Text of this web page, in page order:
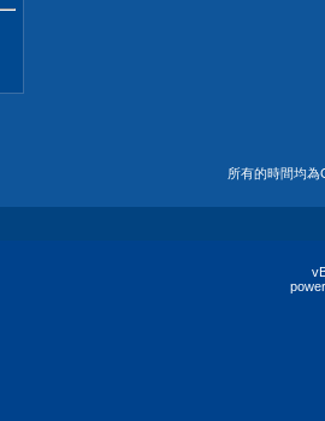
所有的時間均為